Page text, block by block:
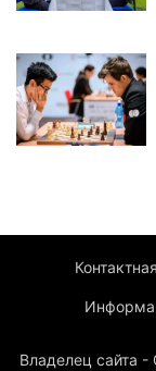
Владелец сайта